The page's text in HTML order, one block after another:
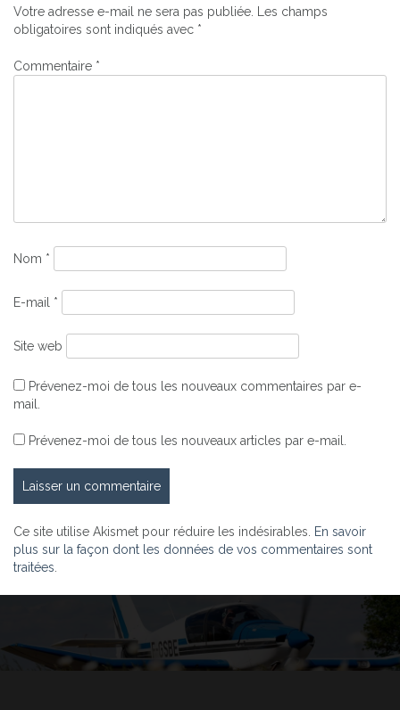
l’article
Votre adresse e-mail ne sera pas publiée.
Les champs
obligatoires sont indiqués avec *
Commentaire *
Nom *
E-mail *
Site web
Prévenez-moi de tous les nouveaux commentaires par e-
mail.
Prévenez-moi de tous les nouveaux articles par e-mail.
Ce site utilise Akismet pour réduire les indésirables.
En savoir
plus sur la façon dont les données de vos commentaires sont
traitées